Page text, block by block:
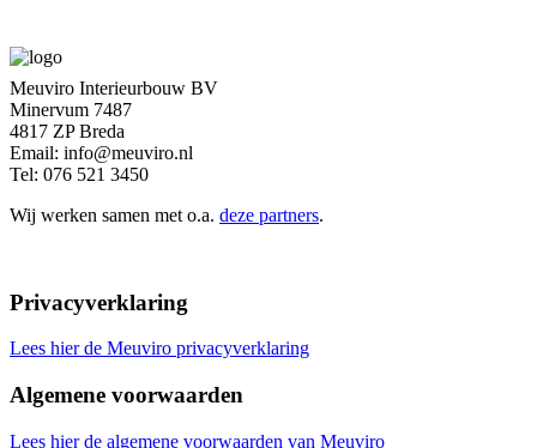
Meuviro Interieurbouw BV
Minervum 7487
4817 ZP Breda
Email: info@meuviro.nl
Tel: 076 521 3450
Wij werken samen met o.a. deze partners.
Privacyverklaring
Lees hier de Meuviro privacyverklaring
Algemene voorwaarden
Lees hier de algemene voorwaarden van Meuviro